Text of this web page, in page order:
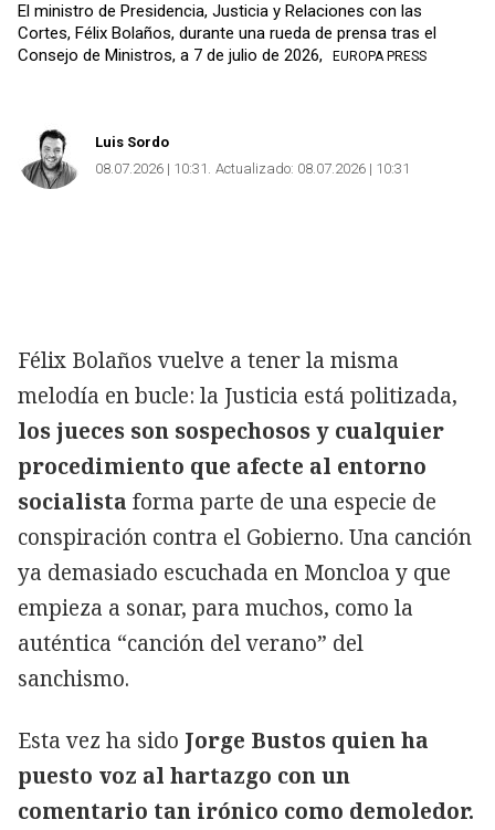
El ministro de Presidencia, Justicia y Relaciones con las
Cortes, Félix Bolaños, durante una rueda de prensa tras el
Consejo de Ministros, a 7 de julio de 2026,
EUROPA PRESS
Luis Sordo
08.07.2026 | 10:31 Actualizado: 08.07.2026 | 10:31
Félix Bolaños vuelve a tener la misma
melodía en bucle: la Justicia está politizada,
los jueces son sospechosos y cualquier
procedimiento que afecte al entorno
socialista forma parte de una especie de
conspiración contra el Gobierno. Una canción
ya demasiado escuchada en Moncloa y que
empieza a sonar, para muchos, como la
auténtica “canción del verano” del
sanchismo.
Esta vez ha sido Jorge Bustos quien ha
puesto voz al hartazgo con un
comentario tan irónico como demoledor.